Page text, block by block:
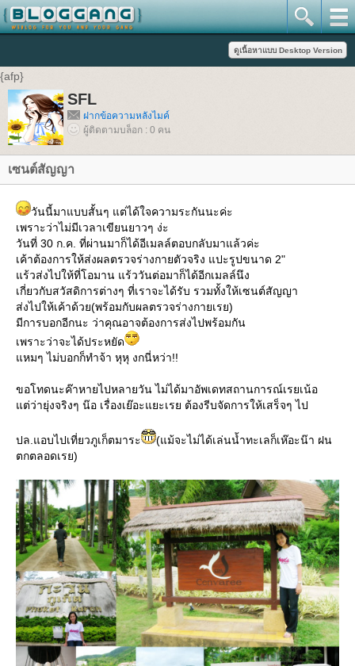
{afp}
SFL
ฝากข้อความหลังไมค์
ผู้ติดตามบล็อก : 0 คน
เซนต์สัญญา
วันนี้มาแบบสั้นๆ แต่ได้ใจความระกันนะค่ะ
เพราะว่าไม่มีเวลาเขียนยาวๆ ง่ะ
วันที่ 30 ก.ค. ที่ผ่านมาก็ได้อีเมลล์ตอบกลับมาแล้วค่ะ
เค้าต้องการให้ส่งผลตรวจร่างกายตัวจริง แปะรูปขนาด 2"
แร้วส่งไปให้ที่โอมาน แร้ววันต่อมาก็ได้อีกเมลล์นึง
เกี่ยวกับสวัสดิการต่างๆ ที่เราจะได้รับ รวมทั้งให้เซนต์สัญญา
ส่งไปให้เค้าด้วย(พร้อมกับผลตรวจร่างกายเรย)
มีการบอกอีกนะ ว่าคุณอาจต้องการส่งไปพร้อมกัน
เพราะว่าจะได้ประหยัด
แหมๆ ไม่บอกก็ทำจ้า หุหุ งกนี่หว่า!!
ขอโทดนะค๊าหายไปหลายวัน ไม่ได้มาอัพเดทสถานการณ์เรยเน้อ
แต่ว่ายุ่งจริงๆ น๊อ เรื่องเย๊อะแยะเรย ต้องรีบจัดการให้เสร็จๆ ไป
ปล.แอบไปเที่ยวภูเก็ตมาระ
(แม้จะไม่ได้เล่นน้ำทะเลก็เห๊อะน๊า ฝน
ตกตลอดเรย)